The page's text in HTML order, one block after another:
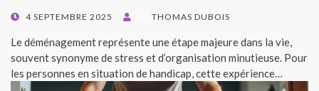
POSTED
4 SEPTEMBRE 2025 THOMAS DUBOIS
Le déménagement représente une étape majeure dans la vie,
souvent synonyme de stress et d’organisation minutieuse. Pour
les personnes en situation de handicap, cette expérience…